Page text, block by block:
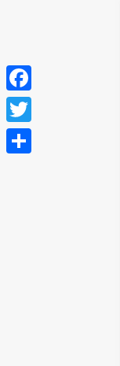
Facebook
Twitter